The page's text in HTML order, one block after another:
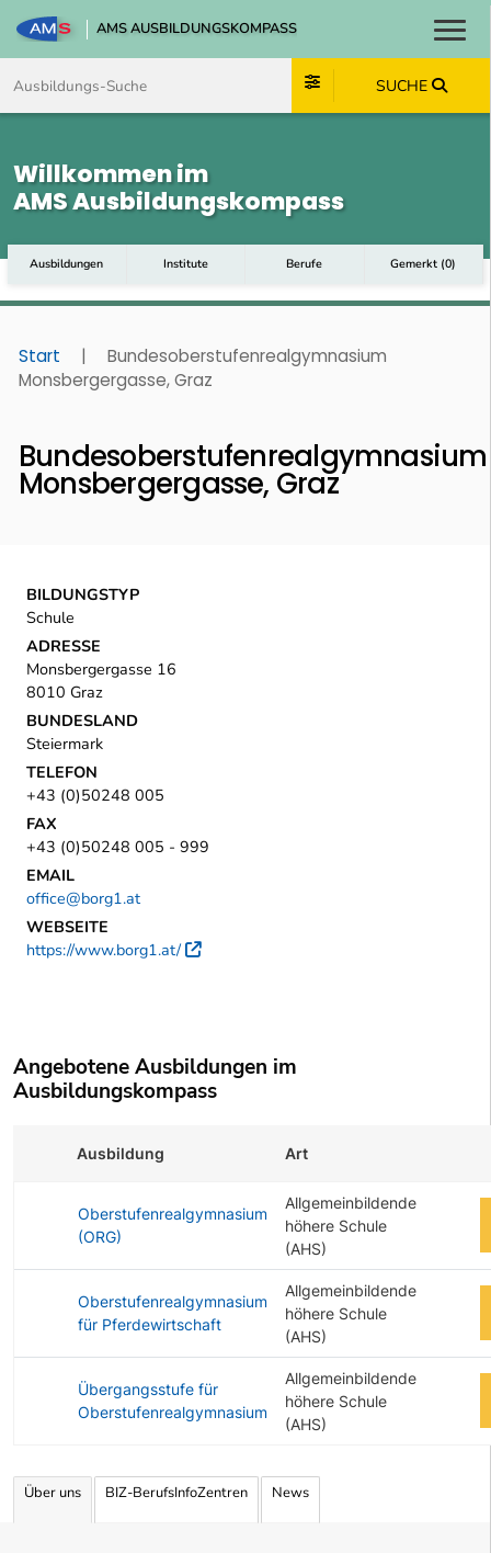
AMS AUSBILDUNGSKOMPASS
SUCHE
Willkommen im
AMS Ausbildungskompass
Ausbildungen Institute Berufe Gemerkt (0)
Start |
Bundesoberstufenrealgymnasium
Monsbergergasse, Graz
Bundesoberstufenrealgymnasium
Monsbergergasse, Graz
BILDUNGSTYP
Schule
ADRESSE
Monsbergergasse 16
8010 Graz
BUNDESLAND
Steiermark
TELEFON
+43 (0)50248 005
FAX
+43 (0)50248 005 - 999
EMAIL
office@borg1.at
WEBSEITE
https://www.borg1.at/
Externer Link
Angebotene Ausbildungen im
Ausbildungskompass
Ausbildung Art
Oberstufenrealgymnasium
(ORG)
Allgemeinbildende
höhere Schule
(AHS)
Oberstufenrealgymnasium
für Pferdewirtschaft
Allgemeinbildende
höhere Schule
(AHS)
Übergangsstufe für
Oberstufenrealgymnasium
Allgemeinbildende
höhere Schule
(AHS)
Über uns BIZ-BerufsInfoZentren News